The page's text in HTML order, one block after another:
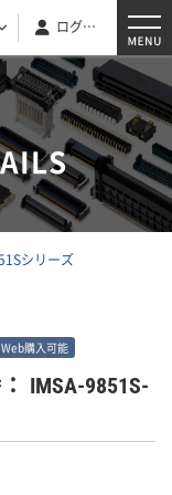
ログイン
シリーズ
Web購入可能
IMSA-9851S-